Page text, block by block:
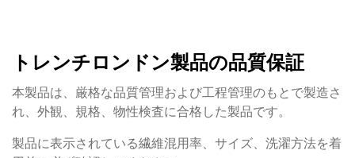
トレンチロンドン製品の品質保証
本製品は、厳格な品質管理および工程管理のもとで製造さ
れ、外観、規格、物性検査に合格した製品です。
製品に表示されている繊維混用率、サイズ、洗濯方法を着